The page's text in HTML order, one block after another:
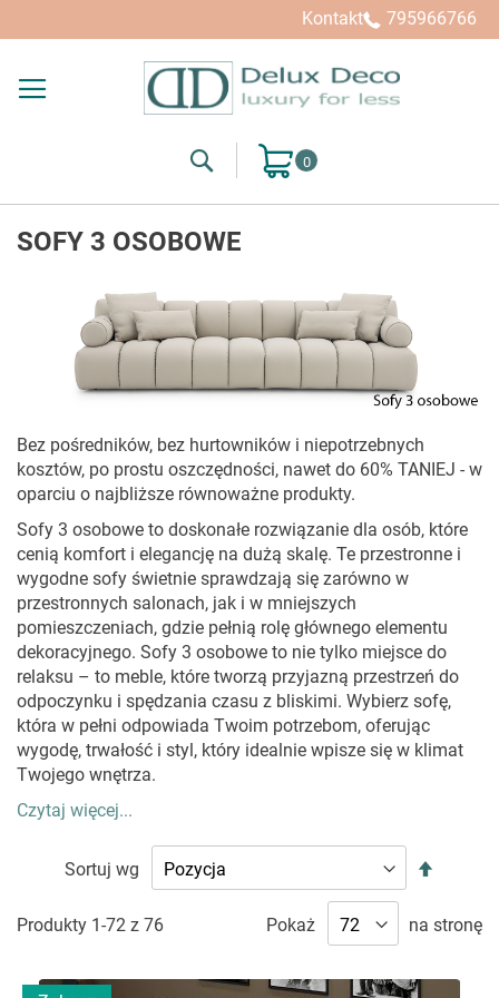
Kontakt 795966766
SearchMój koszyk
SOFY 3 OSOBOWE
Bez pośredników, bez hurtowników i niepotrzebnych
kosztów, po prostu oszczędności, nawet do 60% TANIEJ - w
oparciu o najbliższe równoważne produkty.
Sofy 3 osobowe to doskonałe rozwiązanie dla osób, które
cenią komfort i elegancję na dużą skalę. Te przestronne i
wygodne sofy świetnie sprawdzają się zarówno w
przestronnych salonach, jak i w mniejszych
pomieszczeniach, gdzie pełnią rolę głównego elementu
dekoracyjnego. Sofy 3 osobowe to nie tylko miejsce do
relaksu – to meble, które tworzą przyjazną przestrzeń do
odpoczynku i spędzania czasu z bliskimi. Wybierz sofę,
która w pełni odpowiada Twoim potrzebom, oferując
wygodę, trwałość i styl, który idealnie wpisze się w klimat
Twojego wnętrza.
DLACZEGO WARTO WYBRAĆ SOFY 3
OSOBOWE DO SWOJEGO SALONU?
Sofy 3 osobowe to właściwy wybór do pomieszczeń, które
potrzebują większej przestrzeni do siedzenia, zachowując
przy tym elegancki styl. Dzięki przemyślanej konstrukcji i
na najwyższym poziomie, oferując wygodne siedziska i
Czytaj więcej...
Sortuj wg
Produkty 1 -72 z 76 Pokaż na stronę